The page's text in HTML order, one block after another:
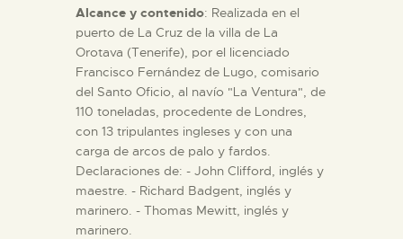
Alcance y contenido: Realizada en el
puerto de La Cruz de la villa de La
Orotava (Tenerife), por el licenciado
Francisco Fernández de Lugo, comisario
del Santo Oficio, al navío "La Ventura", de
110 toneladas, procedente de Londres,
con 13 tripulantes ingleses y con una
carga de arcos de palo y fardos.
Declaraciones de: - John Clifford, inglés y
maestre. - Richard Badgent, inglés y
marinero. - Thomas Mewitt, inglés y
marinero.